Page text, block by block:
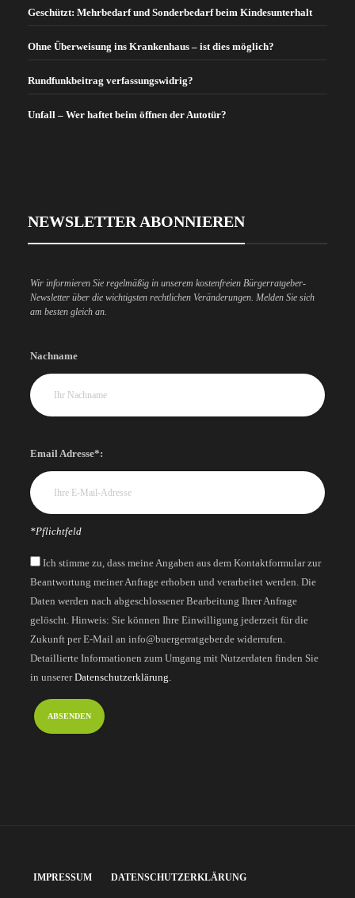
Geschützt: Mehrbedarf und Sonderbedarf beim Kindesunterhalt
Ohne Überweisung ins Krankenhaus – ist dies möglich?
Rundfunkbeitrag verfassungswidrig?
Unfall – Wer haftet beim öffnen der Autotür?
NEWSLETTER ABONNIEREN
Wir informieren Sie regelmäßig in unserem kostenfreien Bürgerratgeber-
Newsletter über die wichtigsten rechtlichen Veränderungen. Melden Sie sich
am besten gleich an.
Nachname
Email Adresse*:
*Pflichtfeld
Ich stimme zu, dass meine Angaben aus dem Kontaktformular zur
Beantwortung meiner Anfrage erhoben und verarbeitet werden. Die
Daten werden nach abgeschlossener Bearbeitung Ihrer Anfrage
gelöscht. Hinweis: Sie können Ihre Einwilligung jederzeit für die
Zukunft per E-Mail an info@buergerratgeber.de widerrufen.
Detaillierte Informationen zum Umgang mit Nutzerdaten finden Sie
in unsererDatenschutzerklärung.
IMPRESSUM DATENSCHUTZERKLÄRUNG